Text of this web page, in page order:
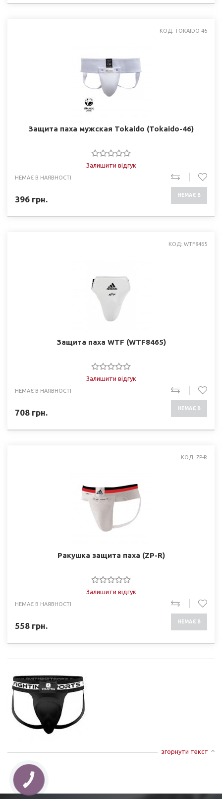
КОД: TOKAIDO-46
Защита паха мужская Tokaido (Tokaido-46)
Залишити відгук
НЕМАЄ В НАЯВНОСТІ
396 грн. НЕМАЄ В
КОД: WTF8465
Защита паха WTF (WTF8465)
Залишити відгук
НЕМАЄ В НАЯВНОСТІ
708 грн. НЕМАЄ В
КОД: ZP-R
Ракушка защита паха (ZP-R)
Залишити відгук
НЕМАЄ В НАЯВНОСТІ
558 грн. НЕМАЄ В
згорнути текст
КНОПКА
ЗВ'ЯЗКУ